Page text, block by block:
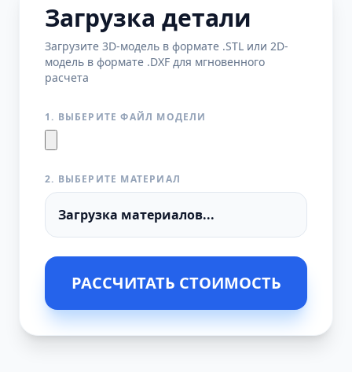
Загрузка детали
Загрузите 3D-модель в формате .STL или 2D-
модель в формате .DXF для мгновенного
расчета
1. ВЫБЕРИТЕ ФАЙЛ МОДЕЛИ
2. ВЫБЕРИТЕ МАТЕРИАЛ
РАССЧИТАТЬ СТОИМОСТЬ